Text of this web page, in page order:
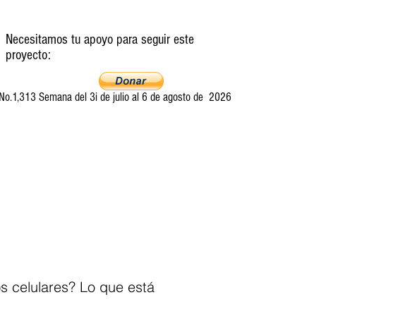
Necesitamos tu apoyo para seguir este
proyecto:
Semana del 3i de julio al 6 de agosto de 2026
celulares? Lo que está